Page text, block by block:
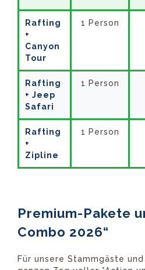
Rafting
+
Canyon
Tour
1 Person
Rafting
+ Jeep
Safari
1 Person
Rafting
+
Zipline
1 Person
Premium-Pakete
Combo 2026“
Für unsere Stammgäste